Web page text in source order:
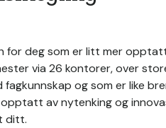
for deg som er litt mer
via 26 kontorer, over
fagkunnskap og som er like
av nytenking og
ditt.